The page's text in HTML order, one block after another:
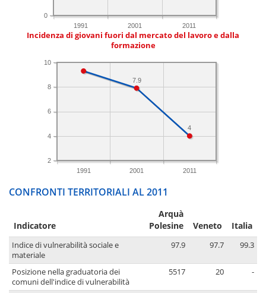
1991 2001 2011
0
Incidenza di giovani fuori dal mercato del lavoro e dalla
formazione
1991 2001 2011
2
4
6
8
10
4
7.9
CONFRONTI TERRITORIALI AL 2011
Indicatore
Arquà
Polesine
Veneto Italia
Indice di vulnerabilità sociale e
materiale
97.9 97.7 99.3
Posizione nella graduatoria dei
comuni dell'indice di vulnerabilità
5517 20 -